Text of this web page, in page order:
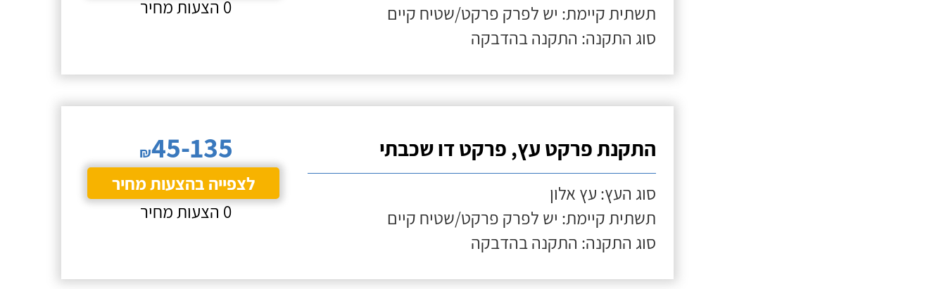
תשתית קיימת: יש לפרק פרקט/שטיח קיים
סוג התקנה: התקנה בהדבקה
0 הצעות מחיר
התקנת פרקט עץ, פרקט דו שכבתי
סוג העץ: עץ אלון
תשתית קיימת: יש לפרק פרקט/שטיח קיים
סוג התקנה: התקנה בהדבקה
₪45-135
לצפייה בהצעות מחיר
0 הצעות מחיר